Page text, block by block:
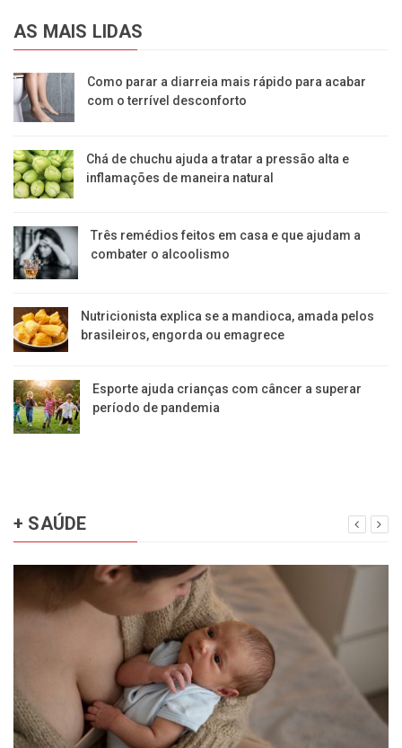
AS MAIS LIDAS
Como parar a diarreia mais rápido para acabar
com o terrível desconforto
Chá de chuchu ajuda a tratar a pressão alta e
inflamações de maneira natural
Três remédios feitos em casa e que ajudam a
combater o alcoolismo
Nutricionista explica se a mandioca, amada pelos
brasileiros, engorda ou emagrece
Esporte ajuda crianças com câncer a superar
período de pandemia
+ SAÚDE